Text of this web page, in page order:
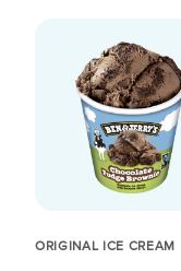
ORIGINAL ICE CREAM